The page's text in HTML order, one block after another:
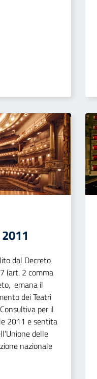
dal Decreto
(art. 2 comma
emana il
dei Teatri
per il
2011 e sentita
delle
nazionale